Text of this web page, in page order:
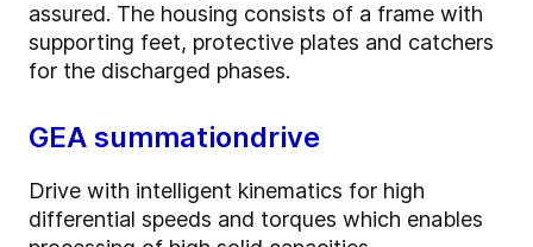
assured. The housing consists of a frame with
supporting feet, protective plates and catchers
for the discharged phases.
GEA summationdrive
Drive with intelligent kinematics for high
differential speeds and torques which enables